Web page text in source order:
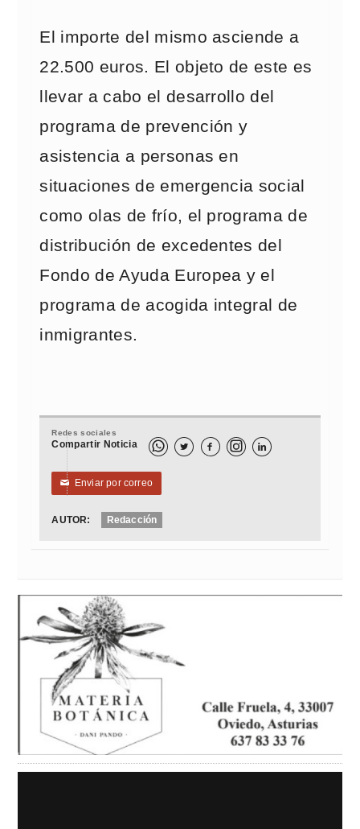
El importe del mismo asciende a
22.500 euros. El objeto de este es
llevar a cabo el desarrollo del
programa de prevención y
asistencia a personas en
situaciones de emergencia social
como olas de frío, el programa de
distribución de excedentes del
Fondo de Ayuda Europea y el
programa de acogida integral de
inmigrantes.
Redes sociales
Compartir Noticia   
✉ Enviar por correo
AUTOR: Redacción